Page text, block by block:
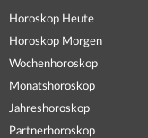
Horoskop Heute
Horoskop Morgen
Wochenhoroskop
Monatshoroskop
Jahreshoroskop
Partnerhoroskop